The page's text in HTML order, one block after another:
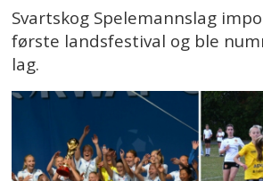
Svartskog Spelemannslag
første landsfestival og ble
lag.